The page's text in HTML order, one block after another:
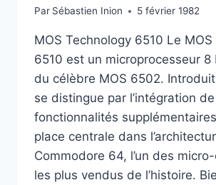
Par Sébastien Inion 5 février 1982
MOS Technology 6510 Le
6510 est un microprocesseur 8
du célèbre MOS 6502.
se distingue par l’intégration de
fonctionnalités
place centrale dans
Commodore 64, l’un des
les plus vendus de l’histoire.